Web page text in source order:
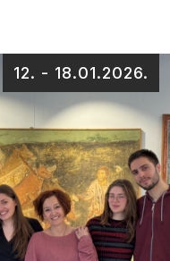
12. - 18.01.2026.